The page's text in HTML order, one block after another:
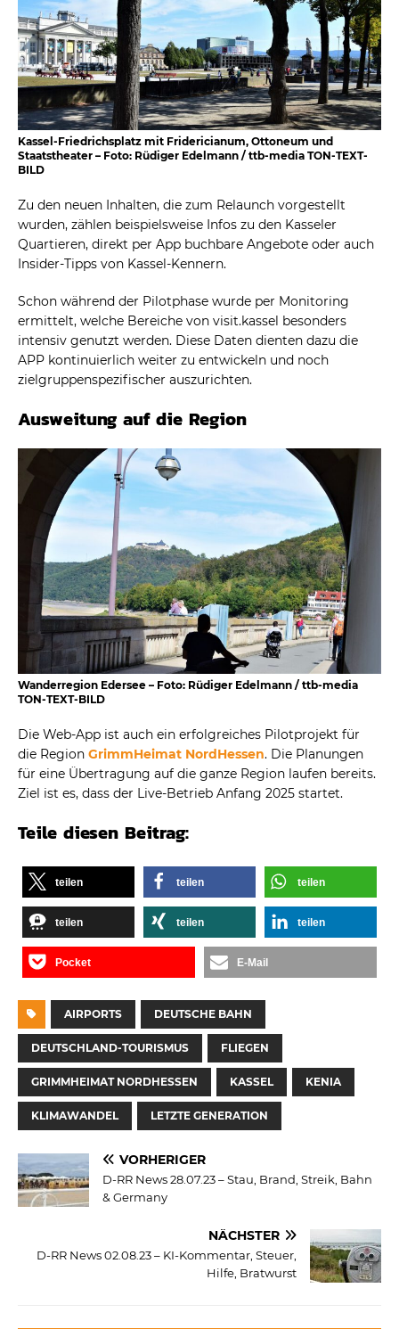
Kassel-Friedrichsplatz mit Fridericianum, Ottoneum und
Staatstheater – Foto: Rüdiger Edelmann / ttb-media TON-TEXT-
BILD
Zu den neuen Inhalten, die zum Relaunch vorgestellt
wurden, zählen beispielsweise Infos zu den Kasseler
Quartieren, direkt per App buchbare Angebote oder auch
Insider-Tipps von Kassel-Kennern.
Schon während der Pilotphase wurde per Monitoring
ermittelt, welche Bereiche von visit.kassel besonders
intensiv genutzt werden. Diese Daten dienten dazu die
APP kontinuierlich weiter zu entwickeln und noch
zielgruppenspezifischer auszurichten.
Ausweitung auf die Region
Wanderregion Edersee – Foto: Rüdiger Edelmann / ttb-media
TON-TEXT-BILD
Die Web-App ist auch ein erfolgreiches Pilotprojekt für
die Region GrimmHeimat NordHessen. Die Planungen
für eine Übertragung auf die ganze Region laufen bereits.
Ziel ist es, dass der Live-Betrieb Anfang 2025 startet.
Teile diesen Beitrag:
teilen teilen teilen
teilen teilen teilen
Pocket E-Mail
AIRPORTS DEUTSCHE BAHN
DEUTSCHLAND-TOURISMUS FLIEGEN
GRIMMHEIMAT NORDHESSEN KASSEL KENIA
KLIMAWANDEL LETZTE GENERATION
VORHERIGER
D-RR News 28.07.23 – Stau, Brand, Streik, Bahn
& Germany
NÄCHSTER
D-RR News 02.08.23 – KI-Kommentar, Steuer,
Hilfe, Bratwurst